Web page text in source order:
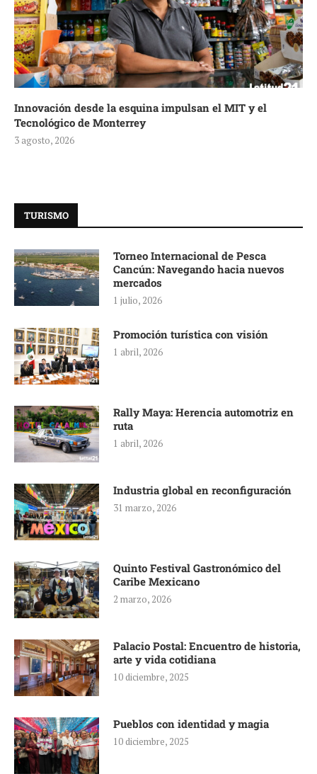
Innovación desde la esquina impulsan el MIT y el
Tecnológico de Monterrey
3 agosto, 2026
TURISMO
Torneo Internacional de Pesca
Cancún: Navegando hacia nuevos
mercados
1 julio, 2026
Promoción turística con visión
1 abril, 2026
Rally Maya: Herencia automotriz en
ruta
1 abril, 2026
Industria global en reconfiguración
31 marzo, 2026
Quinto Festival Gastronómico del
Caribe Mexicano
2 marzo, 2026
Palacio Postal: Encuentro de historia,
arte y vida cotidiana
10 diciembre, 2025
Pueblos con identidad y magia
10 diciembre, 2025